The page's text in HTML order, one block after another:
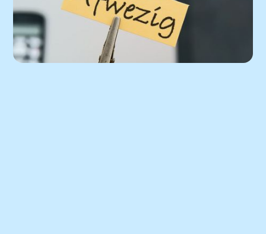
Vakantieplanning
Lees het nieuwsbericht